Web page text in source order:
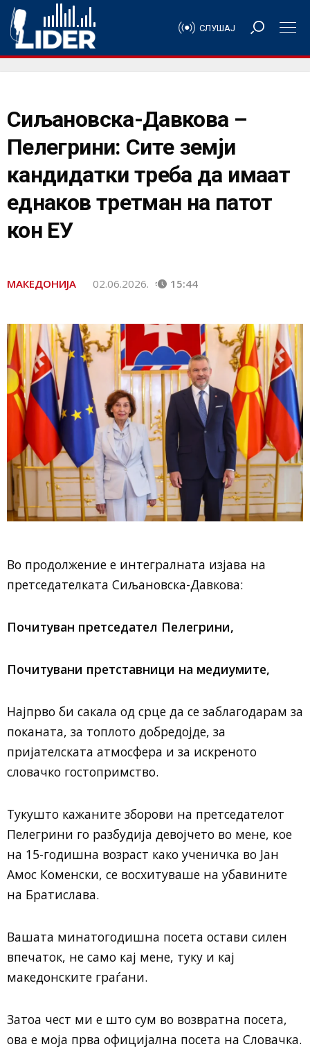
СЛУШАЈ
Сиљановска-Давкова –
Пелегрини: Сите земји
кандидатки треба да имаат
еднаков третман на патот
кон ЕУ
МАКЕДОНИЈА 02.06.2026. 15:44
Во продолжение е интегралната изјава на
претседателката Сиљановска-Давкова:
Почитуван претседател Пелегрини,
Почитувани претставници на медиумите,
Најпрво би сакала од срце да се заблагодарам за
поканата, за топлото добредојде, за
пријателската атмосфера и за искреното
словачко гостопримство.
Тукушто кажаните зборови на претседателот
Пелегрини го разбудија девојчето во мене, кое
на 15-годишна возраст како ученичка во Јан
Амос Коменски, се восхитуваше на убавините
на Братислава.
Вашата минатогодишна посета остави силен
впечаток, не само кај мене, туку и кај
македонските граѓани.
Затоа чест ми е што сум во возвратна посета,
ова е моја прва официјална посета на Словачка.